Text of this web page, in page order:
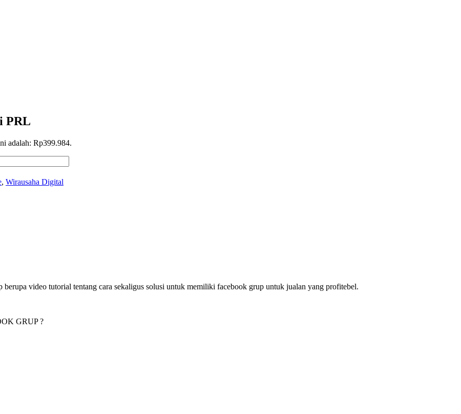
PRL
adalah: Rp399.984.
, Wirausaha Digital
video tutorial tentang cara sekaligus solusi untuk memiliki facebook grup untuk jualan yang profitebel.
GRUP ?